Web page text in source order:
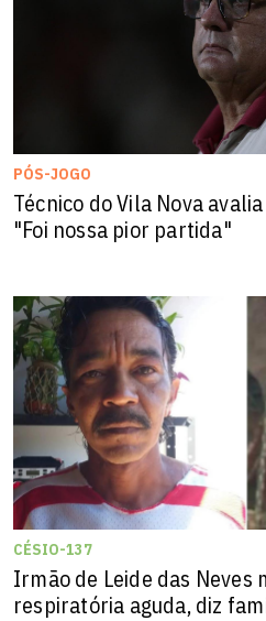
PÓS-JOGO
Técnico do Vila Nova
"Foi nossa pior partida"
CÉSIO-137
Irmão de Leide das Neves
respiratória aguda, diz